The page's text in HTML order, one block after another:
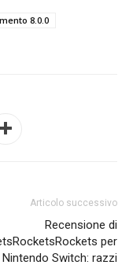
8.0.0
Articolo successivo
Recensione di
per
Nintendo Switch: razzi